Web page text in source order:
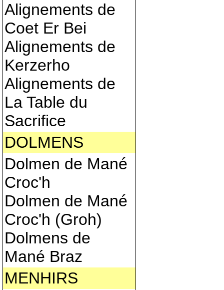
Alignements de
Coet Er Bei
Alignements de
Kerzerho
Alignements de
La Table du
Sacrifice
DOLMENS
Dolmen de Mané
Croc'h
Dolmen de Mané
Croc'h (Groh)
Dolmens de
Mané Braz
MENHIRS